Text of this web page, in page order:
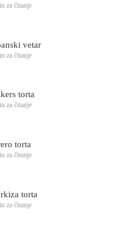
za čitanje
vetar
za čitanje
torta
za čitanje
torta
za čitanje
torta
za čitanje